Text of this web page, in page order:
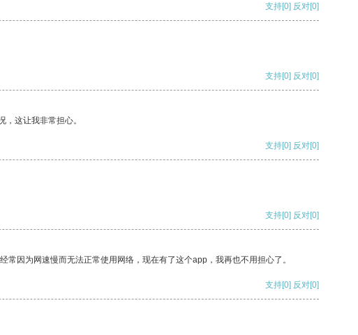
支持[0] 反对[0]
支持[0] 反对[0]
这让我非常担心。
支持[0] 反对[0]
支持[0] 反对[0]
因为网速慢而无法正常使用网络，现在有了这个app，我再也不用担心了。
支持[0] 反对[0]